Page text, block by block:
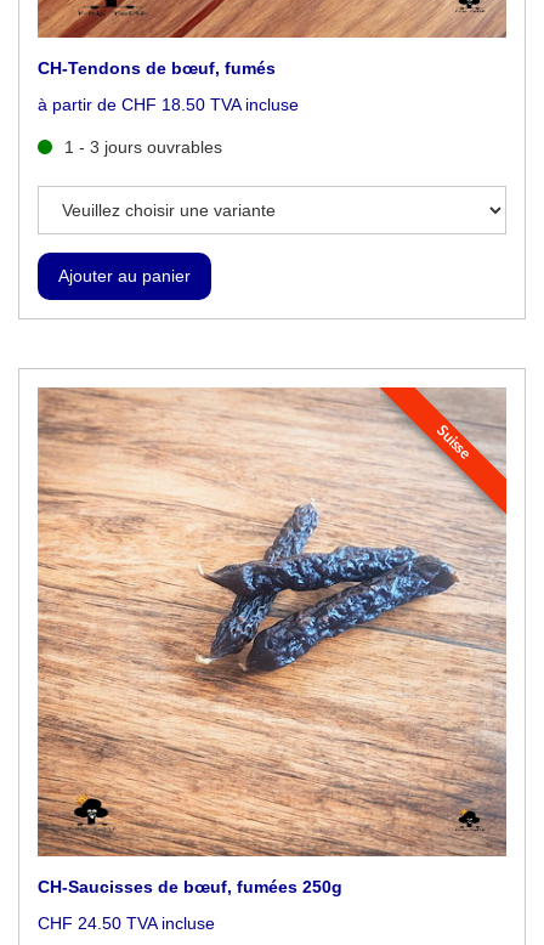
CH-Tendons de bœuf, fumés
à partir de CHF 18.50 TVA incluse
1 - 3 jours ouvrables
Suisse
CH-Saucisses de bœuf, fumées 250g
CHF 24.50 TVA incluse